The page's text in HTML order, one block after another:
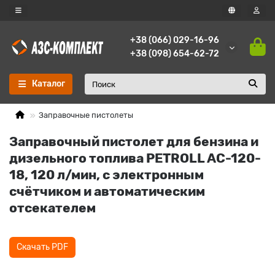
+38 (066) 029-16-96
+38 (098) 654-62-72
Каталог
Заправочные пистолеты
Заправочный пистолет для бензина и
дизельного топлива PETROLL AC-120-
18, 120 л/мин, с электронным
счётчиком и автоматическим
отсекателем
Скачать PDF